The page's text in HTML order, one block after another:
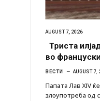
AUGUST 7, 2026
Триста
во
ВЕСТИ AUGUST 7,
Папата Лав XIV
злоупотреба од